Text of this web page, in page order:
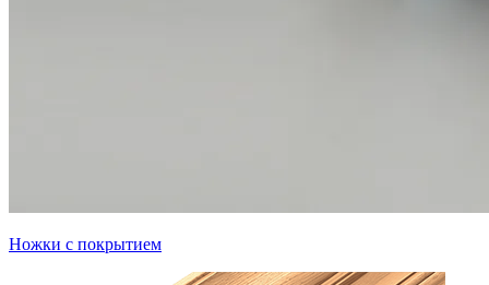
Ножки с покрытием